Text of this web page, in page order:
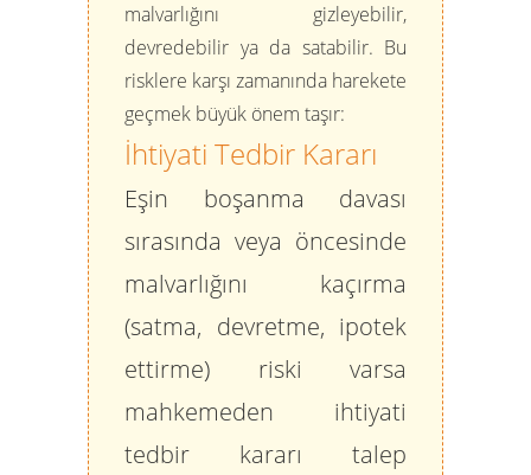
malvarlığını gizleyebilir,
devredebilir ya da satabilir. Bu
risklere karşı zamanında harekete
geçmek büyük önem taşır:
İhtiyati Tedbir Kararı
Eşin boşanma davası
sırasında veya öncesinde
malvarlığını kaçırma
(satma, devretme, ipotek
ettirme) riski varsa
mahkemeden ihtiyati
tedbir kararı talep